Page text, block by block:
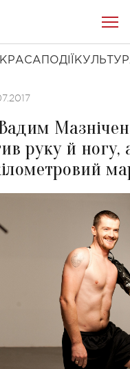
КРАСА ПОДІЇ
руку й ногу,